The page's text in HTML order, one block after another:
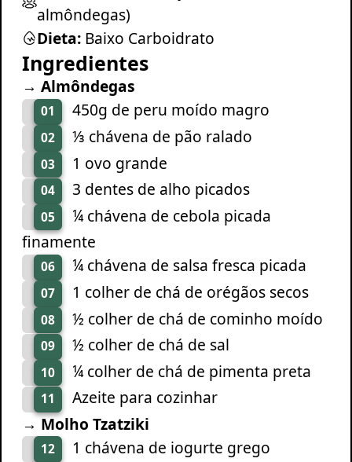
almôndegas)
Dieta: Baixo Carboidrato
Ingredientes
→ Almôndegas
01 450g de peru moído magro
02 ⅓ chávena de pão ralado
03 1 ovo grande
04 3 dentes de alho picados
05
¼ chávena de cebola picada
finamente
06 ¼ chávena de salsa fresca picada
07 1 colher de chá de orégãos secos
08 ½ colher de chá de cominho moído
09 ½ colher de chá de sal
10 ¼ colher de chá de pimenta preta
11
Azeite para cozinhar
→ Molho Tzatziki
12 1 chávena de iogurte grego